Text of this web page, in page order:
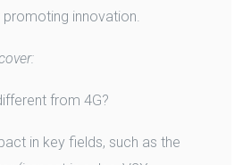
innovation.
from 4G?
in key fields, such as the